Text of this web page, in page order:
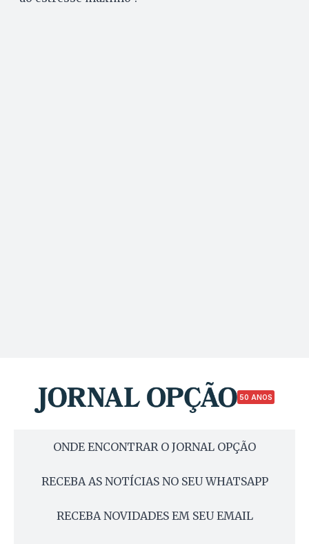
50 ANOS
ONDE ENCONTRAR O JORNAL OPÇÃO
RECEBA AS NOTÍCIAS NO SEU WHATSAPP
RECEBA NOVIDADES EM SEU EMAIL